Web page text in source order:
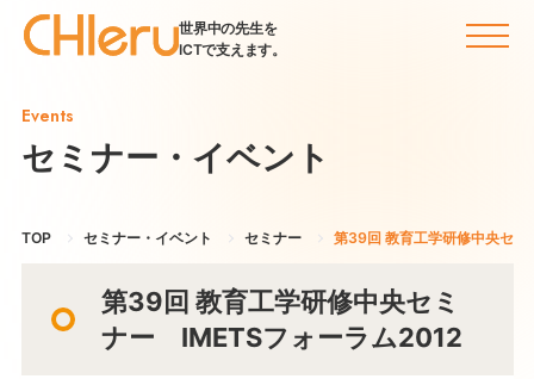
世界中の先生を
ICTで支えます。
Events
セミナー・イベント
TOP セミナー・イベント セミナー 第39回 教育工学研修中央セ
第39回 教育工学研修中央セミ
ナー IMETSフォーラム2012